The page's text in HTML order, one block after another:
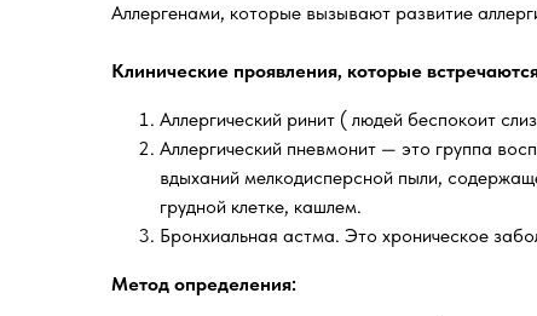
Аллергенами, которые вызывают развитие
Клинические проявления, которые
Аллергический ринит ( людей беспокоит
Аллергический пневмонит — это группа
вдыханий мелкодисперсной пыли,
грудной клетке, кашлем.
Бронхиальная астма. Это хроническое
Метод определения: